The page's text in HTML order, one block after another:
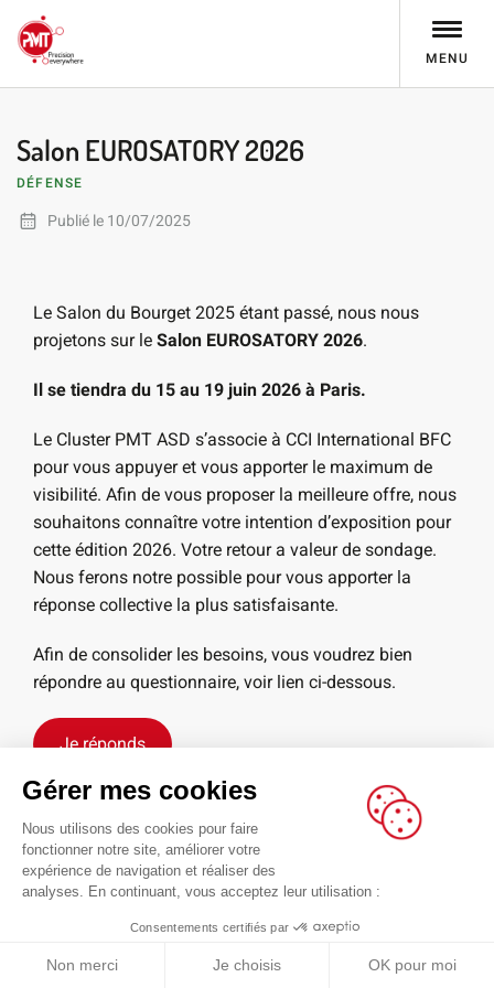
MENU
Salon EUROSATORY 2026
DÉFENSE
Publié le 10/07/2025
Le Salon du Bourget 2025 étant passé, nous nous
projetons sur le Salon EUROSATORY 2026.
Il se tiendra du 15 au 19 juin 2026 à Paris.
Le Cluster PMT ASD s’associe à CCI International BFC
pour vous appuyer et vous apporter le maximum de
visibilité. Afin de vous proposer la meilleure offre, nous
souhaitons connaître votre intention d’exposition pour
cette édition 2026. Votre retour a valeur de sondage.
Nous ferons notre possible pour vous apporter la
réponse collective la plus satisfaisante.
Afin de consolider les besoins, vous voudrez bien
répondre au questionnaire, voir lien ci-dessous.
Je réponds
Gérer mes cookies
Nous utilisons des cookies pour faire
fonctionner notre site, améliorer votre
expérience de navigation et réaliser des
analyses. En continuant, vous acceptez leur utilisation :
Consentements certifiés par
Non merci Je choisis OK pour moi